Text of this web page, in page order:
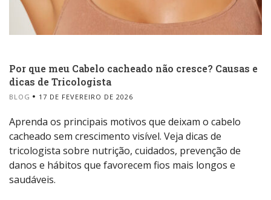
Por que meu Cabelo cacheado não cresce? Causas e
dicas de Tricologista
BLOG 17 DE FEVEREIRO DE 2026
Aprenda os principais motivos que deixam o cabelo
cacheado sem crescimento visível. Veja dicas de
tricologista sobre nutrição, cuidados, prevenção de
danos e hábitos que favorecem fios mais longos e
saudáveis.